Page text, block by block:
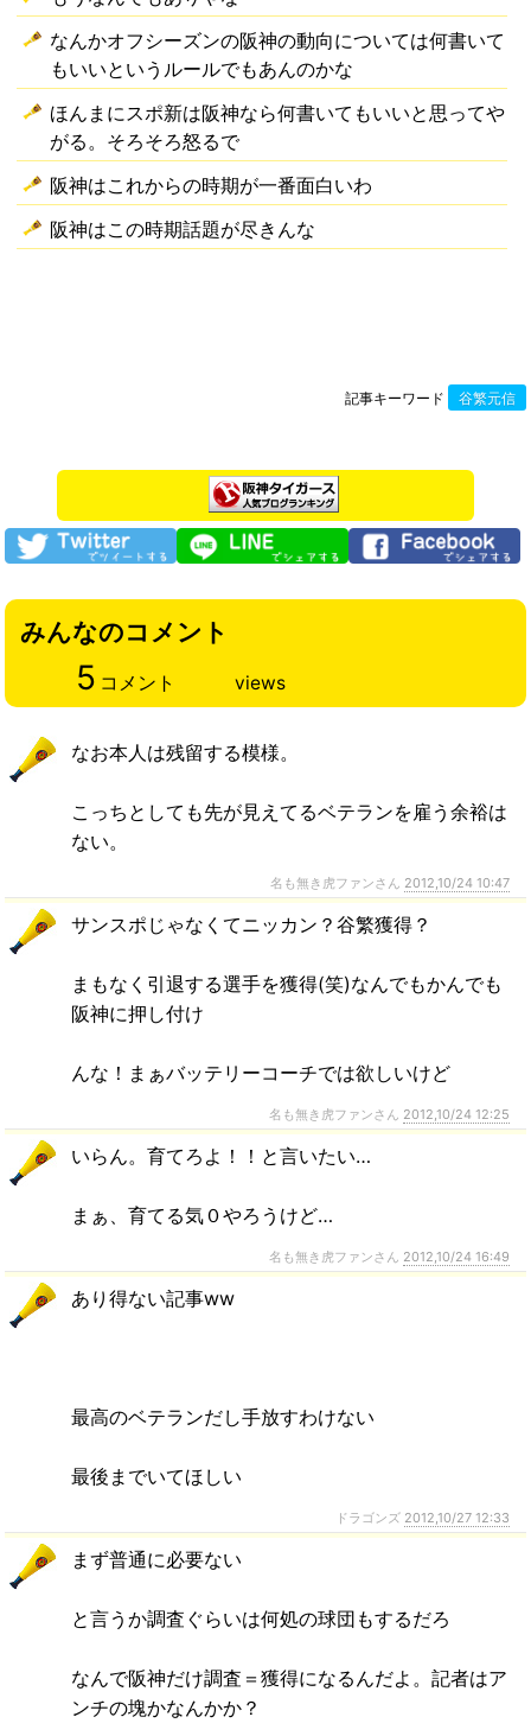
なんかオフシーズンの阪神の動向については何書いて
もいいというルールでもあんのかな
ほんまにスポ新は阪神なら何書いてもいいと思ってや
がる。そろそろ怒るで
阪神はこれからの時期が一番面白いわ
阪神はこの時期話題が尽きんな
記事キーワード 谷繁元信
みんなのコメント
5 コメント views
なお本人は残留する模様。
こっちとしても先が見えてるベテランを雇う余裕は
ない。
名も無き虎ファンさん 2012,10/24 10:47
サンスポじゃなくてニッカン？谷繁獲得？
まもなく引退する選手を獲得(笑)なんでもかんでも
阪神に押し付け
んな！まぁバッテリーコーチでは欲しいけど
名も無き虎ファンさん 2012,10/24 12:25
いらん。育てろよ！！と言いたい…
まぁ、育てる気０やろうけど…
名も無き虎ファンさん 2012,10/24 16:49
あり得ない記事ww
最高のベテランだし手放すわけない
最後までいてほしい
ドラゴンズ 2012,10/27 12:33
まず普通に必要ない
と言うか調査ぐらいは何処の球団もするだろ
なんで阪神だけ調査＝獲得になるんだよ。記者はア
ンチの塊かなんかか？